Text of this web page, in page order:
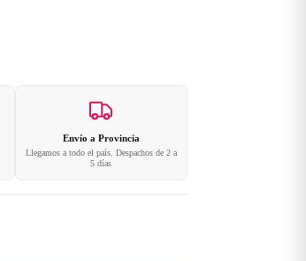
Envío a Provincia
Llegamos a todo el país. Despachos de 2 a
5 días